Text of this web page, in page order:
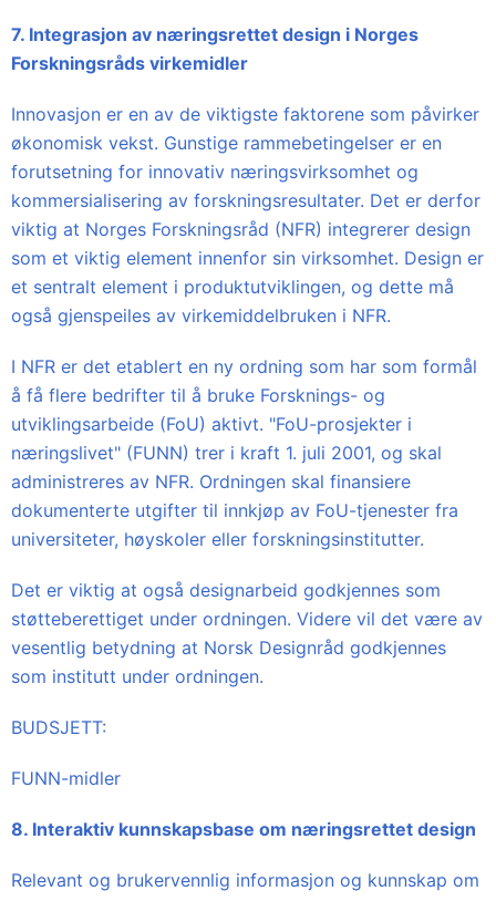
7. Integrasjon av næringsrettet design i Norges
Forskningsråds virkemidler
Innovasjon er en av de viktigste faktorene som påvirker
økonomisk vekst. Gunstige rammebetingelser er en
forutsetning for innovativ næringsvirksomhet og
kommersialisering av forskningsresultater. Det er derfor
viktig at Norges Forskningsråd (NFR) integrerer design
som et viktig element innenfor sin virksomhet. Design er
et sentralt element i produktutviklingen, og dette må
også gjenspeiles av virkemiddelbruken i NFR.
I NFR er det etablert en ny ordning som har som formål
å få flere bedrifter til å bruke Forsknings- og
utviklingsarbeide (FoU) aktivt. "FoU-prosjekter i
næringslivet" (FUNN) trer i kraft 1. juli 2001, og skal
administreres av NFR. Ordningen skal finansiere
dokumenterte utgifter til innkjøp av FoU-tjenester fra
universiteter, høyskoler eller forskningsinstitutter.
Det er viktig at også designarbeid godkjennes som
støtteberettiget under ordningen. Videre vil det være av
vesentlig betydning at Norsk Designråd godkjennes
som institutt under ordningen.
BUDSJETT:
FUNN-midler
8. Interaktiv kunnskapsbase om næringsrettet design
Relevant og brukervennlig informasjon og kunnskap om